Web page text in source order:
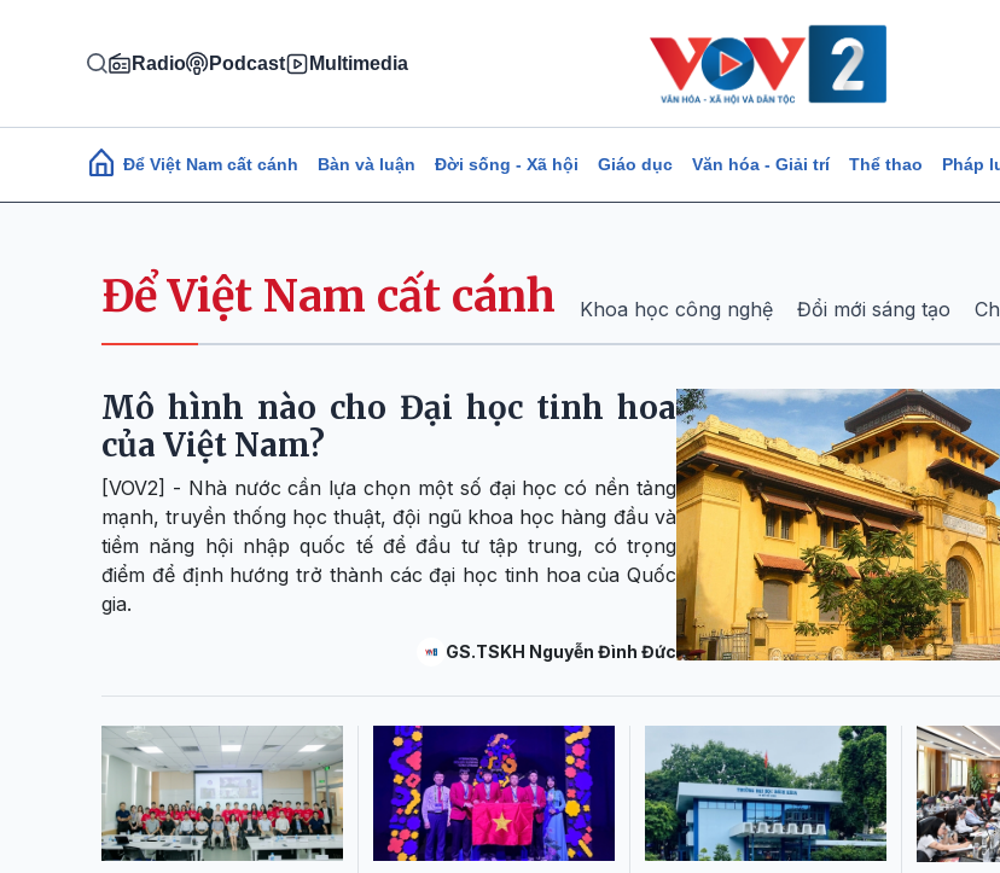
Radio Podcast Multimedia
Main navigation
Để Việt Nam cất cánh Bàn và luận Đời sống - Xã hội Giáo dục Văn hóa - Giải trí Thể thao Pháp
Để Việt Nam cất cánh Khoa học công nghệ Đổi mới sáng tạo
Mô hình nào cho Đại học tinh hoa
của Việt Nam?
[VOV2] - Nhà nước cần lựa chọn một số đại học có nền tảng
mạnh, truyền thống học thuật, đội ngũ khoa học hàng đầu và
tiềm năng hội nhập quốc tế để đầu tư tập trung, có trọng
điểm để định hướng trở thành các đại học tinh hoa của Quốc
gia.
GS.TSKH Nguyễn Đình Đức